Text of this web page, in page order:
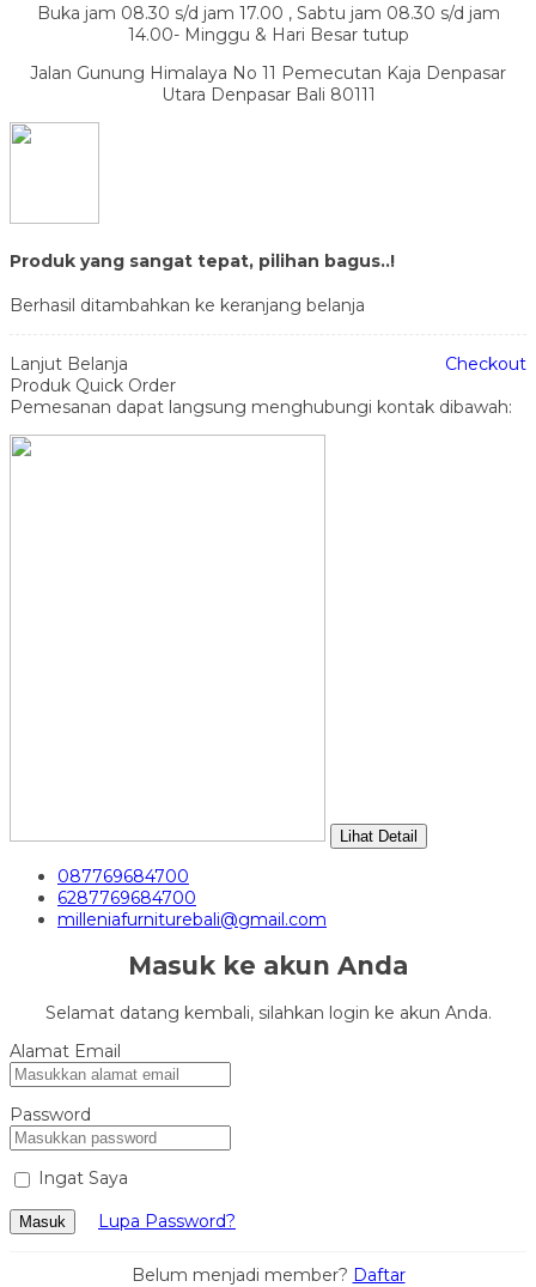
Buka jam 08.30 s/d jam 17.00 , Sabtu jam 08.30 s/d jam
14.00- Minggu & Hari Besar tutup
Jalan Gunung Himalaya No 11 Pemecutan Kaja Denpasar
Utara Denpasar Bali 80111
Produk yang sangat tepat, pilihan bagus..!
Berhasil ditambahkan ke keranjang belanja
Lanjut Belanja
Checkout
Produk Quick Order
Pemesanan dapat langsung menghubungi kontak dibawah:
Lihat Detail
087769684700
6287769684700
milleniafurniturebali@gmail.com
Masuk ke akun Anda
Selamat datang kembali, silahkan login ke akun Anda.
Alamat Email
Password
Ingat Saya
Masuk Lupa Password?
Belum menjadi member? Daftar